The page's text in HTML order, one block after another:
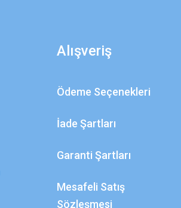
Alışveriş
Ödeme Seçenekleri
İade Şartları
Garanti Şartları
Mesafeli Satış
Sözleşmesi